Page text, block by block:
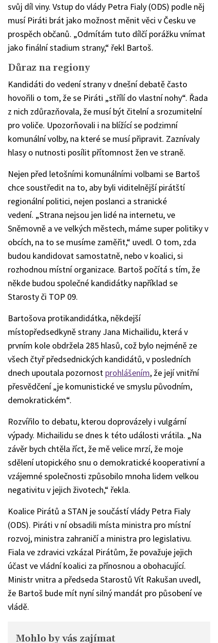
svůj díl viny. Vstup do vlády Petra Fialy (ODS) podle něj
musí Piráti brát jako možnost měnit věci v Česku ve
prospěch občanů. „Odmítám tuto dílčí porážku vnímat
jako finální stadium strany,“ řekl Bartoš.
Důraz na regiony
Kandidáti do vedení strany v dnešní debatě často
hovořili o tom, že se Piráti „střílí do vlastní nohy“. Řada
z nich zdůrazňovala, že musí být čitelní a srozumitelní
pro voliče. Upozorňovali i na blížící se podzimní
komunální volby, na které se musí připravit. Zaznívaly
hlasy o nutnosti posílit přítomnost žen ve straně.
Nejen před letošními komunálními volbami se Bartoš
chce soustředit na to, aby byli viditelnější pirátští
regionální politici, nejen poslanci a stranické
vedení. „Strana nejsou jen lidé na internetu, ve
Sněmovně a ve velkých městech, máme super politiky v
obcích, na to se musíme zaměřit,“ uvedl. O tom, zda
budou kandidovat samostatně, nebo v koalici, si
rozhodnou místní organizace. Bartoš počítá s tím, že
někde budou společné kandidátky například se
Starosty či TOP 09.
Bartošova protikandidátka, někdejší
místopředsedkyně strany Jana Michailidu, která v
prvním kole obdržela 285 hlasů, což bylo nejméně ze
všech čtyř předsednických kandidátů, v posledních
dnech upoutala pozornost prohlášením, že její vnitřní
přesvědčení „je komunistické ve smyslu původním,
demokratickém“.
Rozvířilo to debatu, kterou doprovázely i vulgární
výpady. Michailidu se dnes k této události vrátila. „Na
závěr bych chtěla říct, že mě velice mrzí, že moje
sdělení utopického snu o demokratické kooperativní a
vzájemné společnosti způsobilo mnoha lidem velkou
negativitu v jejich životech,“ řekla.
Koalice Pirátů a STAN je součástí vlády Petra Fialy
(ODS). Piráti v ní obsadili místa ministra pro místní
rozvoj, ministra zahraničí a ministra pro legislativu.
Fiala ve zdravici vzkázal Pirátům, že považuje jejich
účast ve vládní koalici za přínosnou a obohacující.
Ministr vnitra a předseda Starostů Vít Rakušan uvedl,
že Bartoš bude mít nyní silný mandát pro působení ve
vládě.
Mohlo by vás zajímat